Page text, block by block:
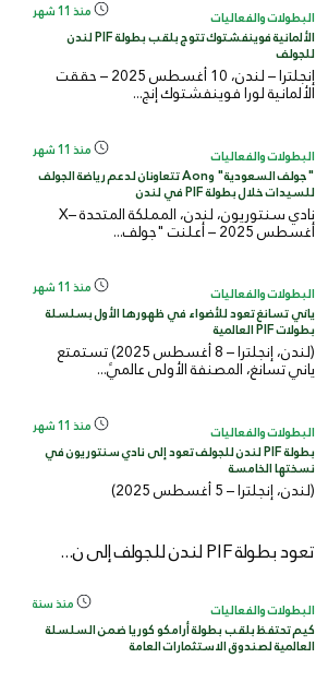
البطولات والفعاليات منذ 11 شهر
الألمانية فوينفشتوك تتوج بلقب بطولة PIF لندن
للجولف
إنجلترا – لندن، 10 أغسطس 2025 – حققت
الألمانية لورا فوينفشتوك إنج...
البطولات والفعاليات منذ 11 شهر
"جولف السعودية" وAon تتعاونان لدعم رياضة الجولف
للسيدات خلال بطولة PIF في لندن
نادي سنتوريون، لندن، المملكة المتحدة –X
أغسطس 2025 – أعلنت "جولف...
البطولات والفعاليات منذ 11 شهر
ياني تسانغ تعود للأضواء في ظهورها الأول بسلسلة
بطولات PIF العالمية
(لندن، إنجلترا – 8 أغسطس 2025) تستمتع
ياني تسانغ، المصنفة الأولى عالميً...
البطولات والفعاليات منذ 11 شهر
بطولة PIF لندن للجولف تعود إلى نادي سنتوريون في
نسختها الخامسة
(لندن، إنجلترا – 5 أغسطس 2025)
تعود بطولة PIF لندن للجولف إلى ن...
البطولات والفعاليات منذ سنة
كيم تحتفظ بلقب بطولة أرامكو كوريا ضمن السلسلة
العالمية لصندوق الاستثمارات العامة